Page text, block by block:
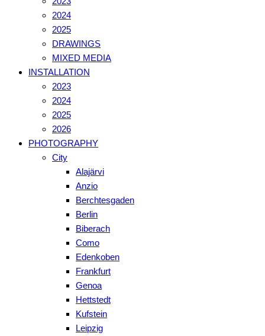
2024
2025
DRAWINGS
MIXED MEDIA
INSTALLATION
2023
2024
2025
2026
PHOTOGRAPHY
City
Alajärvi
Anzio
Berchtesgaden
Berlin
Biberach
Como
Edenkoben
Frankfurt
Genoa
Hettstedt
Kufstein
Leipzig